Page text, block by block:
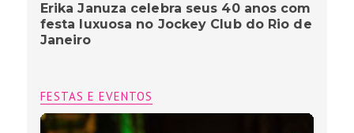
Erika Januza celebra seus 40 anos com
festa luxuosa no Jockey Club do Rio de
Janeiro
FESTAS E EVENTOS